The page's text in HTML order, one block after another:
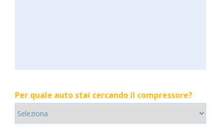
Per quale auto stai cercando il compressore?